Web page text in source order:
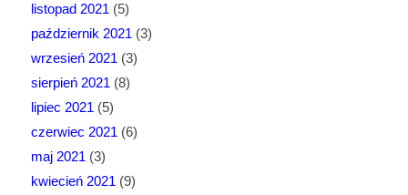
listopad 2021 (5)
październik 2021 (3)
wrzesień 2021 (3)
sierpień 2021 (8)
lipiec 2021 (5)
czerwiec 2021 (6)
maj 2021 (3)
kwiecień 2021 (9)